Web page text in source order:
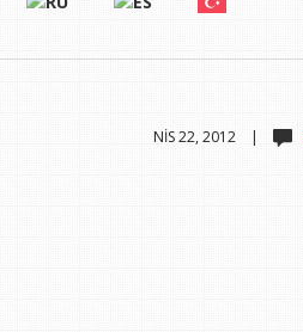
NIS 22, 2012 |